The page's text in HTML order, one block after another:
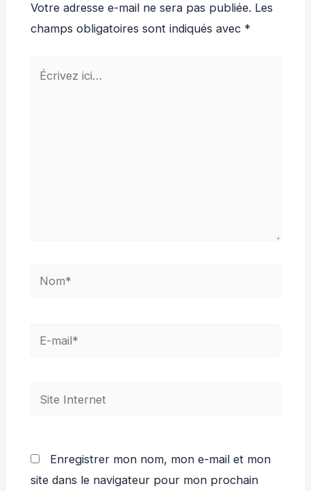
Votre adresse e-mail ne sera pas publiée. Les
champs obligatoires sont indiqués avec *
Écrivez
Nom*
E-
Site
Enregistrer mon nom, mon e-mail et mon
site dans le navigateur pour mon prochain